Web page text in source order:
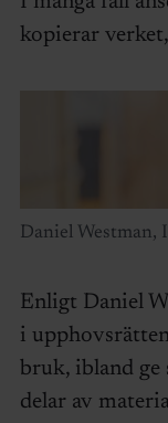
kopierar
Daniel Westman,
Enligt Daniel
i
bruk, ibland ge
delar av